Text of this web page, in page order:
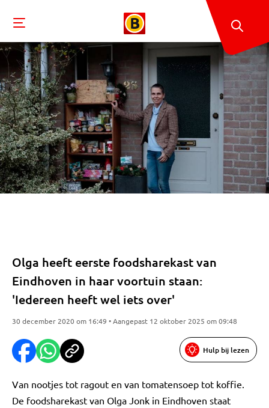
Olga heeft eerste foodsharekast van
Eindhoven in haar voortuin staan:
'Iedereen heeft wel iets over'
30 december 2020 om 16:49 • Aangepast 12 oktober 2025 om 09:48
Hulp bij lezen
Van nootjes tot ragout en van tomatensoep tot koffie.
De foodsharekast van Olga Jonk in Eindhoven staat